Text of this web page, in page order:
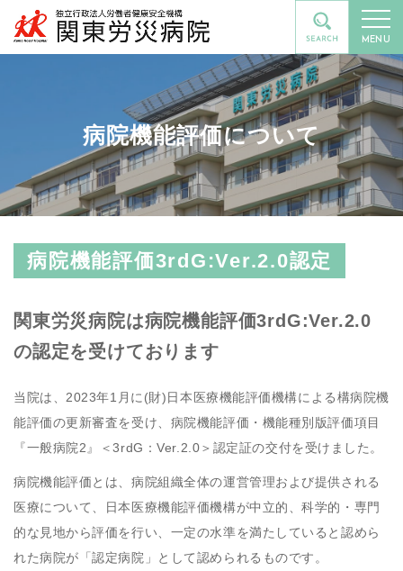
MENU
病院機能評価について
病院機能評価3rdG:Ver.2.0認定
関東労災病院は病院機能評価3rdG:Ver.2.0
の認定を受けております
当院は、2023年1月に(財)日本医療機能評価機構による構病院機
能評価の更新審査を受け、病院機能評価・機能種別版評価項目
『一般病院2』＜3rdG：Ver.2.0＞認定証の交付を受けました。
病院機能評価とは、病院組織全体の運営管理および提供される
医療について、日本医療機能評価機構が中立的、科学的・専門
的な見地から評価を行い、一定の水準を満たしていると認めら
れた病院が「認定病院」として認められるものです。